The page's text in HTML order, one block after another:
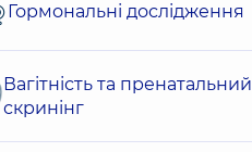
Гормональні дослідження
Вагітність та пренатальний
скринінг